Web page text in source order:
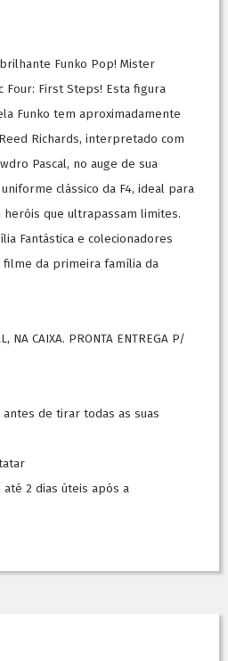
Funko Pop! Mister
Four: First Steps! Esta figura
Funko tem aproximadamente
Richards, interpretado com
Pascal, no auge de sua
clássico da F4, ideal para
que ultrapassam limites.
Fantástica e colecionadores
da primeira família da
NA CAIXA. PRONTA ENTREGA P/
de tirar todas as suas
2 dias úteis após a